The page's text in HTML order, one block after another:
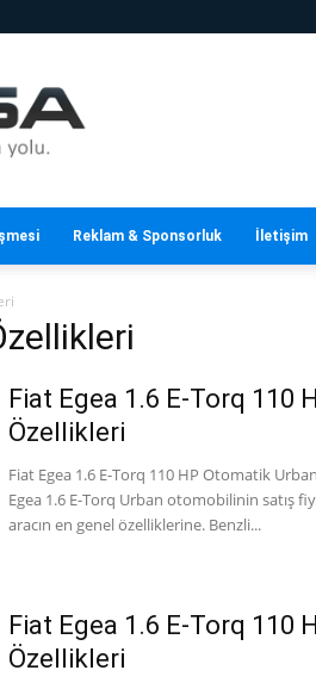
Reklam & Sponsorluk İletişim
Fiat Egea 1.6 E-Torq 110
Özellikleri
Fiat Egea 1.6 E-Torq 110 HP Otomatik
Egea 1.6 E-Torq Urban otomobilinin satış
aracın en genel özelliklerine. Benzli...
Fiat Egea 1.6 E-Torq 110
Özellikleri